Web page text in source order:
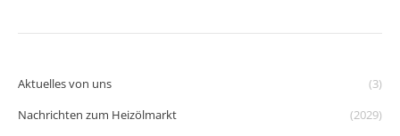
Aktuelles von uns
(3)
Nachrichten zum Heizölmarkt
(2029)